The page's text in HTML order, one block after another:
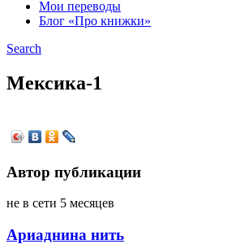
Мои переводы
Блог «Про книжки»
Search
Мексика-1
Автор публикации
не в сети 5 месяцев
Ариаднина нить